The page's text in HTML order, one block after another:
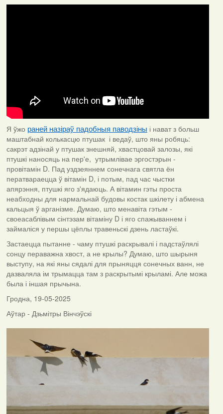
Я ўжо раней назіраў падобныя паводзіны і нават з больш
маштабнай колькасцю птушак і ведаў, што яны робяць:
сакрэт адзінай у птушак знешняй, хвастцовай залозы, які
птушкі наносяць на пер'е, утрымлівае эргостэрын -
провітамін D. Пад уздзеяннем сонечнага святла ён
ператвараецца ў вітамін D, і потым, пад час чыстки
апярэння, птушкі яго з'ядаюць. А вітамин гэты проста
неабходны для нармальнай будовы костак шкілету і абмена
кальцыя ў арганізме. Думаю, што менавіта гэтым -
своеасаблівым сінтэзам вітаміну D і яго спажываннем і
займаліся у першы цёплы травеньскі дзень ластаўкі.
Застаецца пытанне - чаму птушкі раскрывалі і падстаўлялі
сонцу пераважна хвост, а не крылы? Думаю, што шырыня
выступу, на які яны сядалі для прыняцця сонечных ванн, не
дазваляла ім трымацца там з раскрытымі крыламі. Але можа
была і іншая прычына.
Гродна, 19-05-2025
Аўтар - Дзьмітры Вінчэўскі